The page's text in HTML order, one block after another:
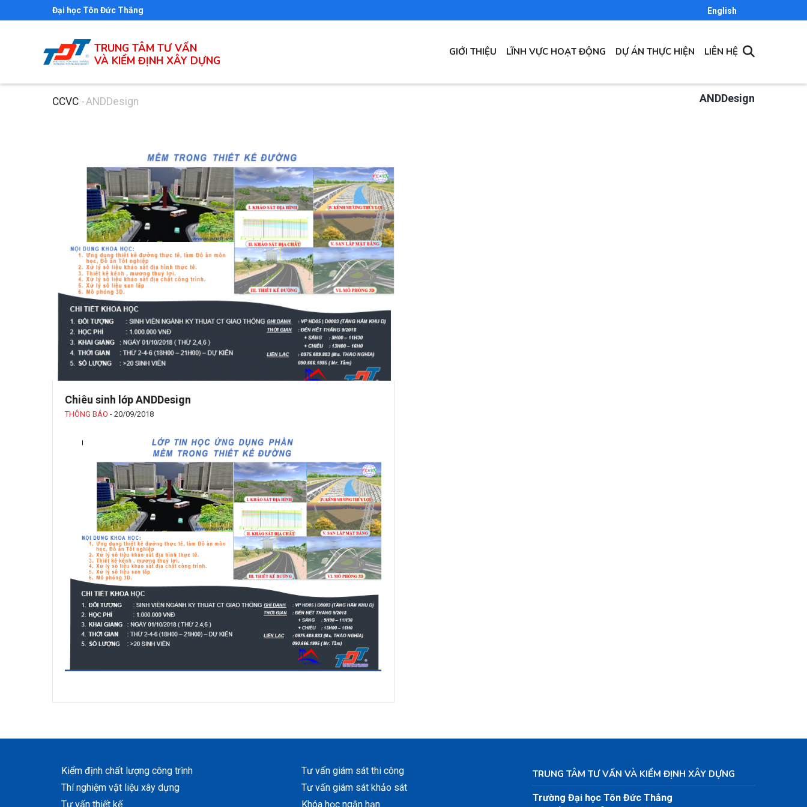
Đại học Tôn Đức Thắng English
TRUNG TÂM TƯ VẤN
VÀ KIỂM ĐỊNH XÂY DỰNG
MAIN
NAVIGATION
GIỚI THIỆU LĨNH VỰC HOẠT ĐỘNG DỰ ÁN THỰC HIỆN LIÊN HỆ
ANDDesign
Breadcrumb
CCVC -ANDDesign
Chiêu sinh lớp ANDDesign
THÔNG BÁO - 20/09/2018
Kiểm định chất lượng công trình
Thí nghiệm vật liệu xây dựng
Tư vấn thiết kế
Tư vấn giám sát thi công
Tư vấn giám sát khảo sát
Khóa học ngắn hạn
TRUNG TÂM TƯ VẤN VÀ KIỂM ĐỊNH XÂY DỰNG
Trường Đại học Tôn Đức Thắng